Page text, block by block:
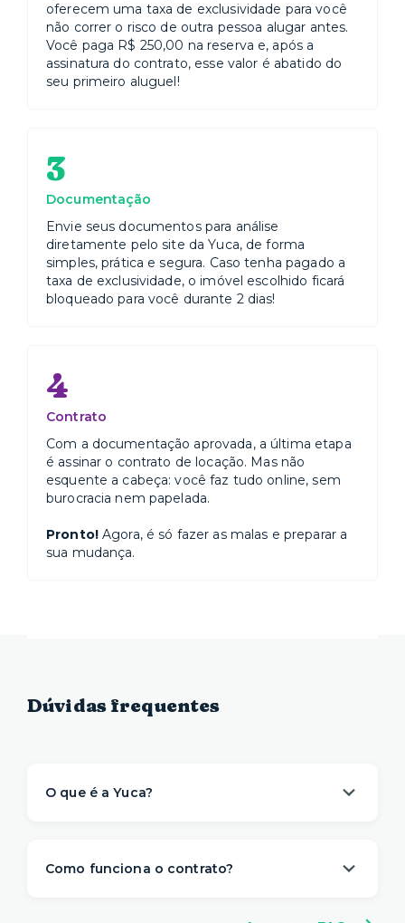
oferecem uma taxa de exclusividade para você
não correr o risco de outra pessoa alugar antes.
Você paga R$ 250,00 na reserva e, após a
assinatura do contrato, esse valor é abatido do
seu primeiro aluguel!
3
Documentação
Envie seus documentos para análise
diretamente pelo site da Yuca, de forma
simples, prática e segura. Caso tenha pagado a
taxa de exclusividade, o imóvel escolhido ficará
bloqueado para você durante 2 dias!
4
Contrato
Com a documentação aprovada, a última etapa
é assinar o contrato de locação. Mas não
esquente a cabeça: você faz tudo online, sem
burocracia nem papelada.
Pronto!Agora, é só fazer as malas e preparar a
sua mudança.
Dúvidas frequentes
O que é a Yuca?
morar . Nós descomplicamos o aluguel para
– e isso começa antes
Como funciona o contrato?